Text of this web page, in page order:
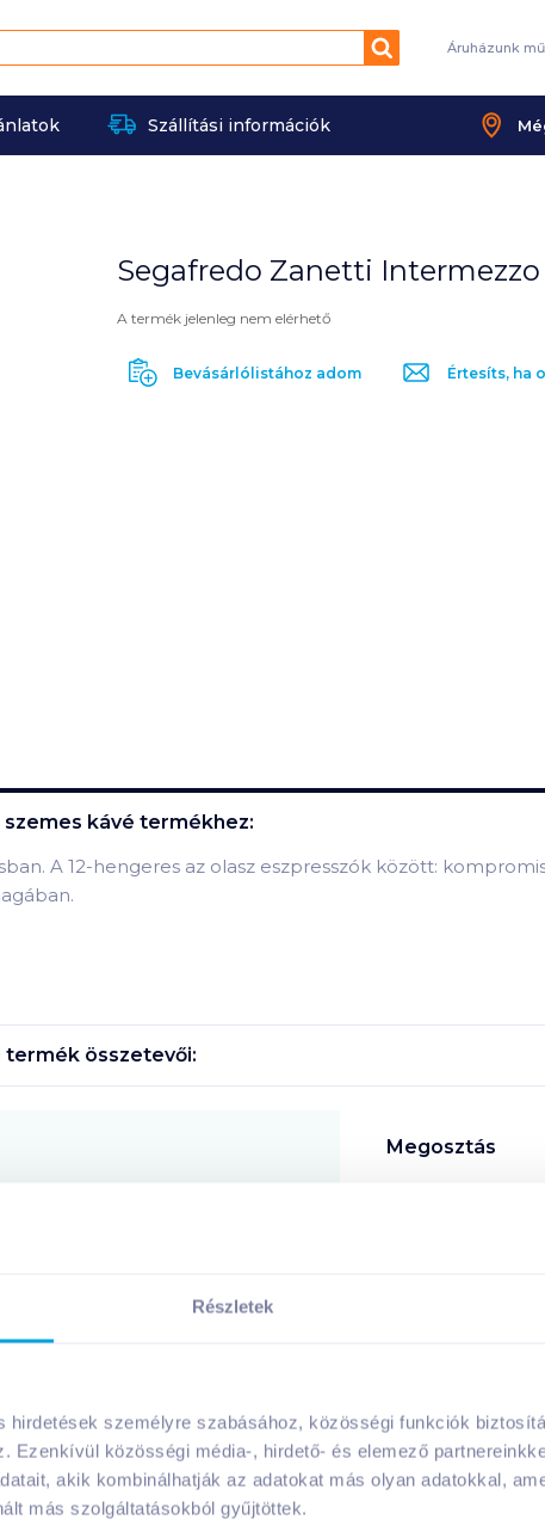
Részletek
hirdetések személyre szabásához, közösségi funkciók
Ezenkívül közösségi média-, hirdető- és elemező
akik kombinálhatják az adatokat más olyan adatokkal,
más szolgáltatásokból gyűjtöttek.
Keresés Áruházunk
Szállítási információk
Segafredo Zanetti
A termék jelenleg nem elérhető
Bevásárlólistához adom Értesíts, ha
kávé termékhez:
A 12-hengeres az olasz eszpresszók között:
termék összetevői:
Megosztás